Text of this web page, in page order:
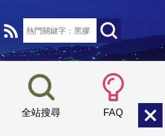
全站搜尋 FAQ
小 中